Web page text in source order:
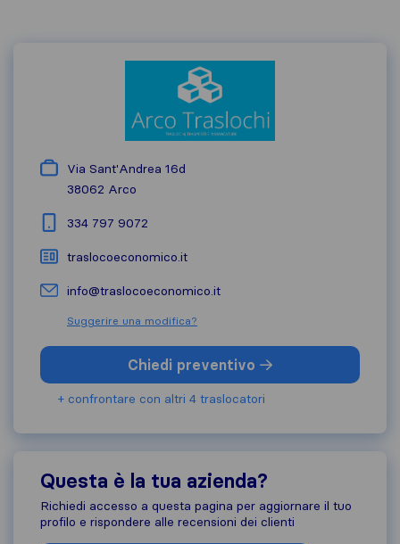
Via Sant'Andrea 16d
38062 Arco
334 797 9072
traslocoeconomico.it
info@traslocoeconomico.it
Suggerire una modifica?
Chiedi preventivo
+ confrontare con altri 4 traslocatori
Questa è la tua azienda?
Richiedi accesso a questa pagina per aggiornare il tuo
profilo e rispondere alle recensioni dei clienti